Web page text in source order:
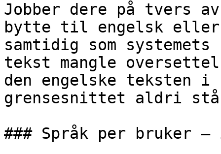
Jobber dere på tvers
bytte til engelsk eller
samtidig som
tekst mangle
den engelske teksten
grensesnittet aldri
### Språk per bruker –